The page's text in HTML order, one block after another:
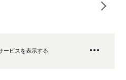
ービスを表示する